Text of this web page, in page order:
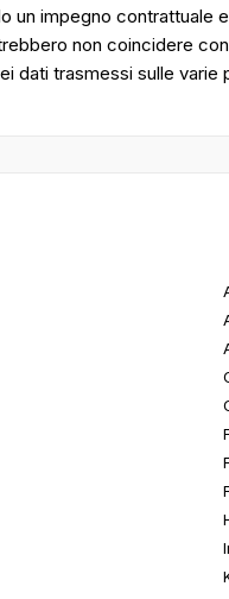
un impegno contrattuale
non coincidere
dati trasmessi sulle varie